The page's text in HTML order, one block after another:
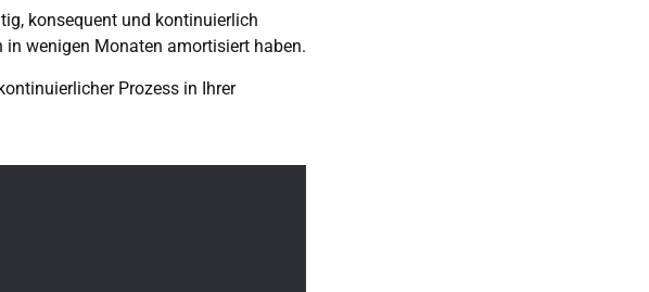
konsequent und kontinuierlich
in wenigen Monaten amortisiert haben.
Prozess in Ihrer